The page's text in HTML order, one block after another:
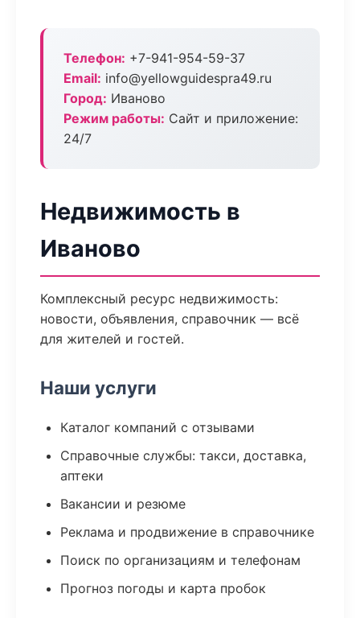
Телефон: +7-941-954-59-37
Email: info@yellowguidespra49.ru
Город: Иваново
Режим работы: Сайт и приложение:
24/7
Недвижимость в
Иваново
Комплексный ресурс недвижимость:
новости, объявления, справочник — всё
для жителей и гостей.
Наши услуги
Каталог компаний с отзывами
Справочные службы: такси, доставка,
аптеки
Вакансии и резюме
Реклама и продвижение в справочнике
Поиск по организациям и телефонам
Прогноз погоды и карта пробок